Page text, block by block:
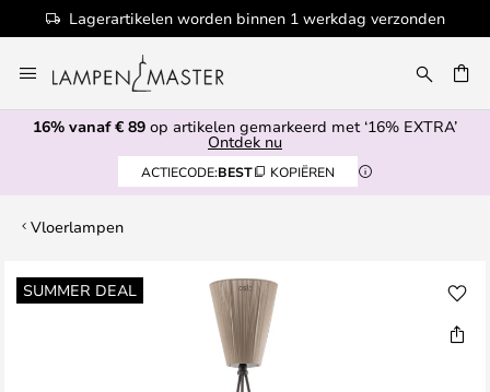
Lagerartikelen worden binnen 1 werkdag verzonden
naar
de
inhoud
16% vanaf € 89 op artikelen gemarkeerd met ‘16% EXTRA’
Ontdek nu
ACTIECODE:BEST KOPIËREN
Vloerlampen
SUMMER DEAL
Ga
naar